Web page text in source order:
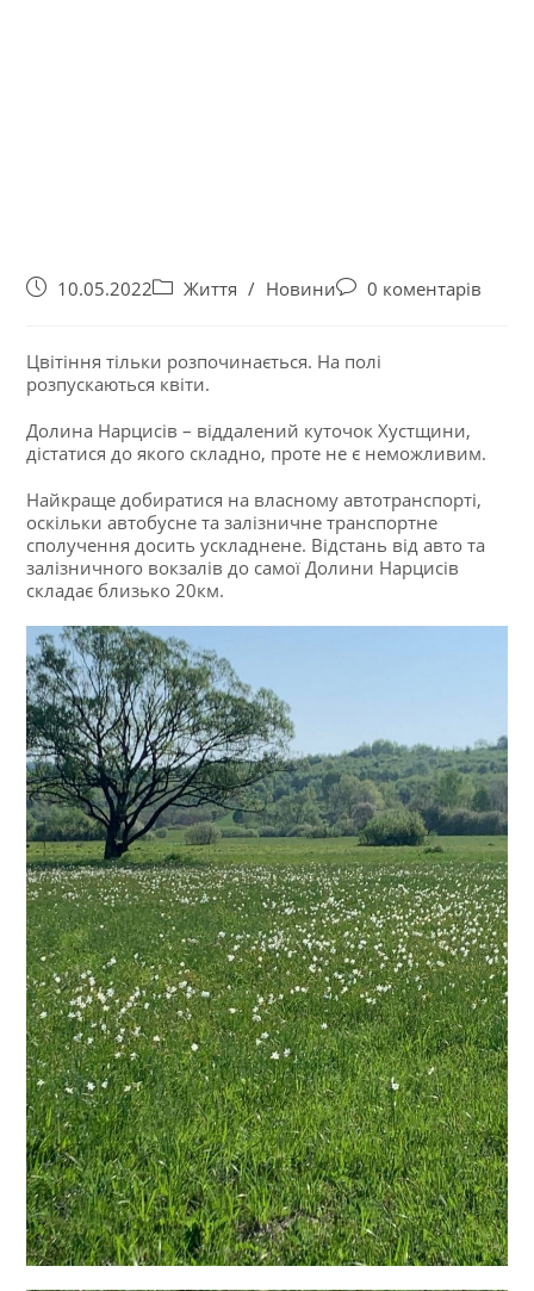
10.05.2022 Життя / Новини 0 коментарів
Цвітіння тільки розпочинається. На полі
розпускаються квіти.
Долина Нарцисів – віддалений куточок Хустщини,
дістатися до якого складно, проте не є неможливим.
Найкраще добиратися на власному автотранспорті,
оскільки автобусне та залізничне транспортне
сполучення досить ускладнене. Відстань від авто та
залізничного вокзалів до самої Долини Нарцисів
складає близько 20км.